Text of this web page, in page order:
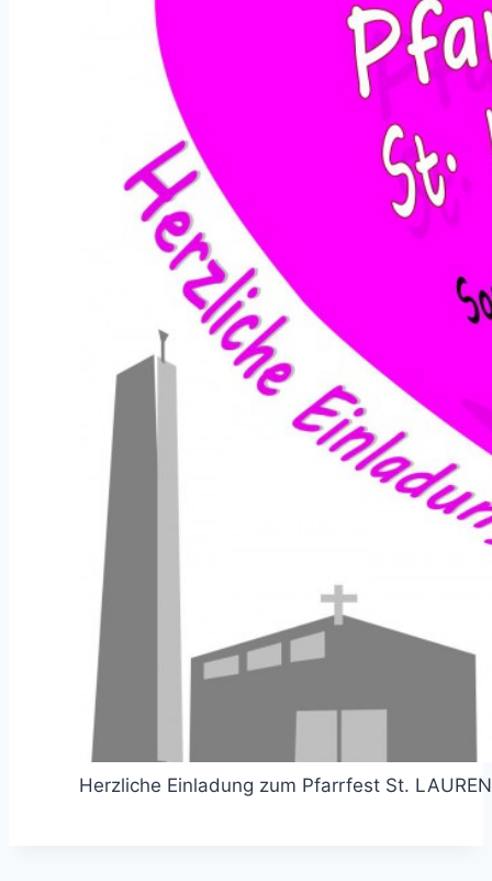
Herzliche Einladung zum Pfarrfest St.